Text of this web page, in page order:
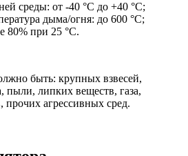
среды: от -40 °С до +40 °С;
дыма/огня: до 600 °С;
80% при 25 °С.
быть: крупных взвесей,
пыли, липких веществ, газа,
агрессивных сред.